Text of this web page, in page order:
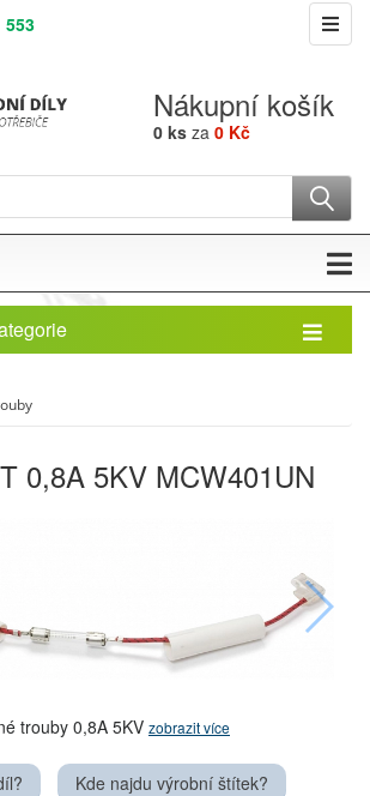
553
Nákupní košík
0 ks za 0 Kč
0,8A 5KV MCW401UN
trouby 0,8A 5KV zobrazit více
Kde najdu výrobní štítek?